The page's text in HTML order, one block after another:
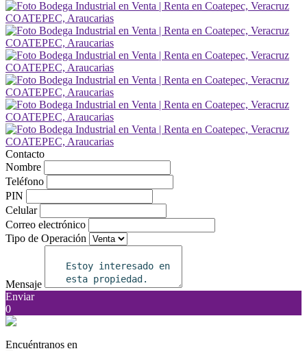
Contacto
Nombre
Teléfono
PIN
Celular
Correo electrónico
Tipo de Operación
Mensaje
Enviar
0
Encuéntranos en